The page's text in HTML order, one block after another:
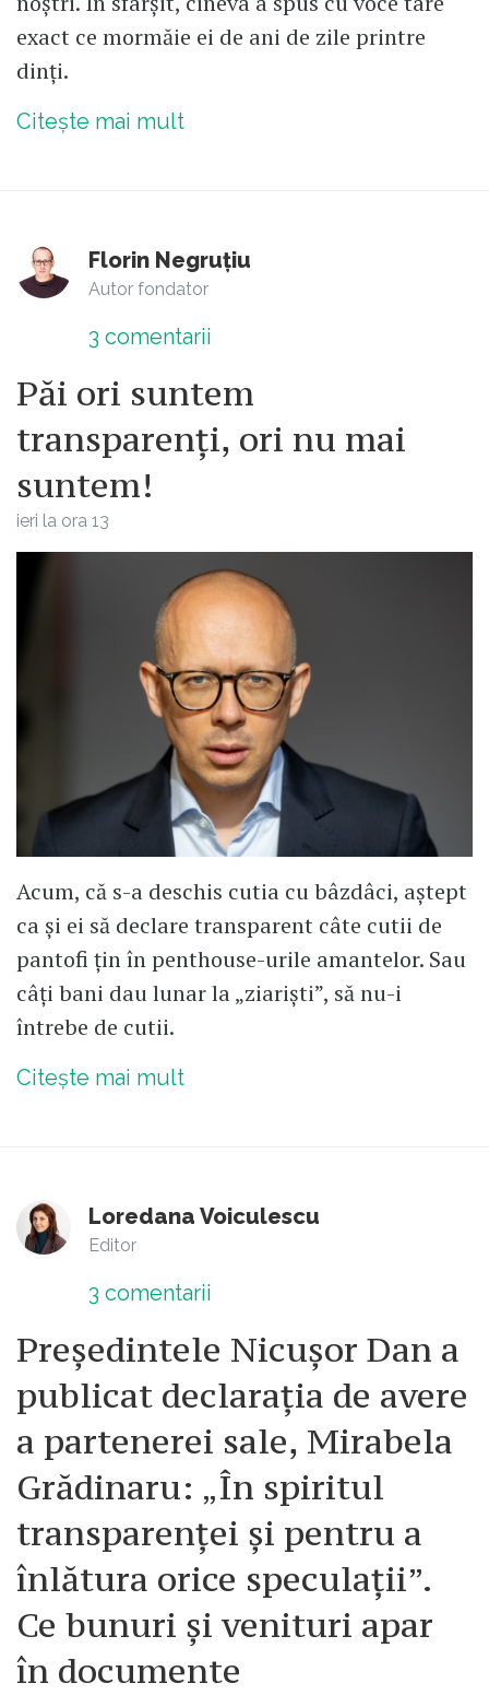
exact ce mormăie ei de ani de zile printre
dinți.
Citește mai mult
Florin Negruțiu
Autor fondator
3 comentarii
Păi ori suntem
transparenți, ori nu mai
suntem!
ieri la ora 13
Acum, că s-a deschis cutia cu bâzdâci, aștept
ca și ei să declare transparent câte cutii de
pantofi țin în penthouse-urile amantelor. Sau
câți bani dau lunar la „ziariști”, să nu-i
întrebe de cutii.
Citește mai mult
Loredana Voiculescu
Editor
3 comentarii
Președintele Nicușor Dan a
publicat declarația de avere
a partenerei sale, Mirabela
Grădinaru: „În spiritul
transparenței și pentru a
înlătura orice speculații”.
Ce bunuri și venituri apar
în documente